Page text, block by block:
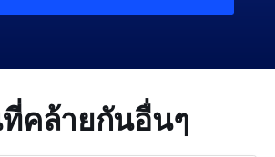
ที่คล้ายกันอื่นๆ